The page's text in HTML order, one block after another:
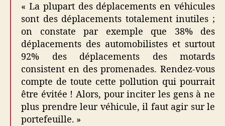
« La plupart des déplacements en véhicules
sont des déplacements totalement inutiles ;
on constate par exemple que 38% des
déplacements des automobilistes et surtout
92% des déplacements des motards
consistent en des promenades. Rendez-vous
compte de toute cette pollution qui pourrait
être évitée ! Alors, pour inciter les gens à ne
plus prendre leur véhicule, il faut agir sur le
portefeuille. »